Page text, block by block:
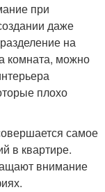
при
даже
на
комната, можно
плохо
самое
в квартире.
внимание